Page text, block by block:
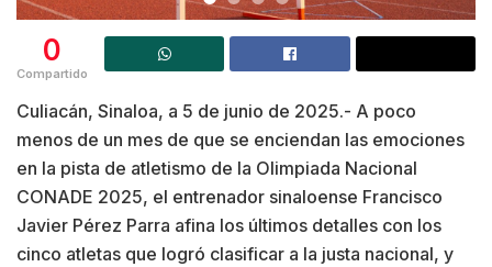
0
Compartido
Culiacán, Sinaloa, a 5 de junio de 2025.- A poco
menos de un mes de que se enciendan las emociones
en la pista de atletismo de la Olimpiada Nacional
CONADE 2025, el entrenador sinaloense Francisco
Javier Pérez Parra afina los últimos detalles con los
cinco atletas que logró clasificar a la justa nacional, y